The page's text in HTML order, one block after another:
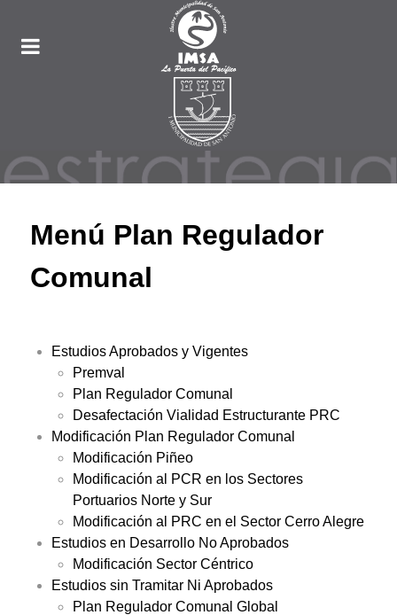
Menú Plan Regulador
Comunal
Estudios Aprobados y Vigentes
Premval
Plan Regulador Comunal
Desafectación Vialidad Estructurante PRC
Modificación Plan Regulador Comunal
Modificación Piñeo
Modificación al PCR en los Sectores
Portuarios Norte y Sur
Modificación al PRC en el Sector Cerro Alegre
Estudios en Desarrollo No Aprobados
Modificación Sector Céntrico
Estudios sin Tramitar Ni Aprobados
Plan Regulador Comunal Global